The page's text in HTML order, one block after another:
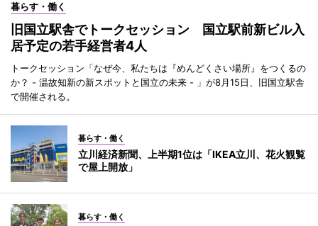
暮らす・働く
旧国立駅舎でトークセッション 国立駅前新ビル入
居予定の若手経営者4人
トークセッション「なぜ今、私たちは『めんどくさい場所』をつくるの
か？ - 温故知新の新スポットと国立の未来 - 」が8月15日、旧国立駅舎
で開催される。
暮らす・働く
立川経済新聞、上半期1位は「IKEA立川、花火観覧
で屋上開放」
暮らす・働く